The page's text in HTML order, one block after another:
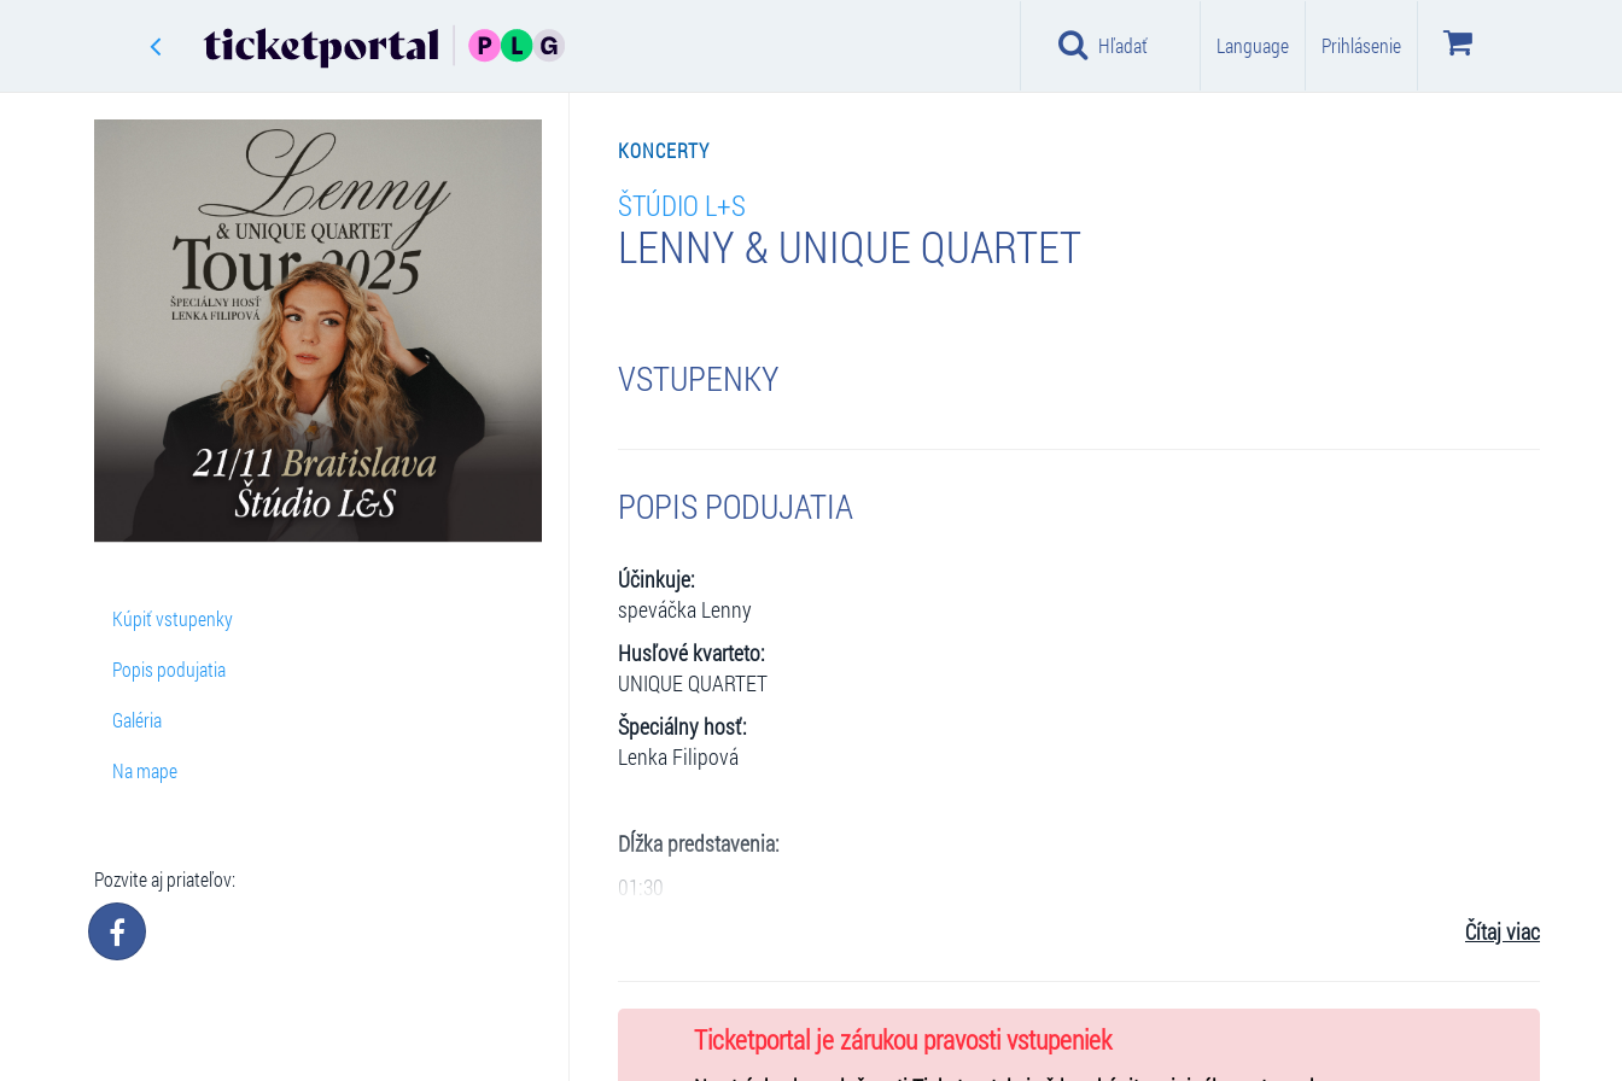
Hľadať Language Prihlásenie
Kúpiť vstupenky
Popis podujatia
Galéria
Na mape
Pozvite aj priateľov:
KONCERTY
ŠTÚDIO L+S
LENNY & UNIQUE QUARTET
VSTUPENKY
POPIS PODUJATIA
Účinkuje:
speváčka Lenny
Husľové kvarteto:
UNIQUE QUARTET
Špeciálny hosť:
Lenka Filipová
Dĺžka predstavenia:
01:30
Niekoľkonásobná držiteľka hudobných cien Anděl, speváčka
Čítaj viac
Ticketportal je zárukou pravosti vstupeniek